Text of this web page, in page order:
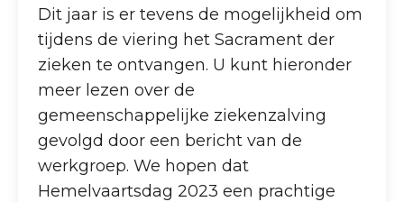
Dit jaar is er tevens de mogelijkheid om
tijdens de viering het Sacrament der
zieken te ontvangen. U kunt hieronder
meer lezen over de
gemeenschappelijke ziekenzalving
gevolgd door een bericht van de
werkgroep. We hopen dat
Hemelvaartsdag 2023 een prachtige